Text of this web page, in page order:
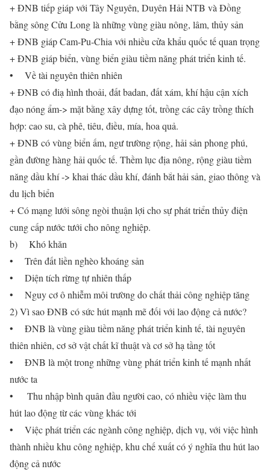
+ ĐNB tiếp giáp với Tây Nguyên, Duyên Hải NTB và Đồng
bằng sông Cửu Long là những vùng giàu nông, lâm, thủy sản
+ ĐNB giáp Cam-Pu-Chia với nhiều cửa khẩu quốc tế quan trọng
+ ĐNB giáp biển, vùng biển giàu tiềm năng phát triển kinh tế.
• Về tài nguyên thiên nhiên
+ ĐNB có điạ hình thoải, đất badan, đất xám, khí hậu cận xích
đạo nóng ẩm-> mặt bằng xây dựng tốt, trồng các cây trồng thích
hợp: cao su, cà phê, tiêu, điều, mía, hoa quả.
+ ĐNB có vùng biển ấm, ngư trường rộng, hải sản phong phú,
gần đường hàng hải quốc tế. Thềm lục địa nông, rộng giàu tiềm
năng dầu khí -> khai thác dầu khí, đánh bắt hải sản, giao thông và
du lịch biển
+ Có mạng lưới sông ngòi thuận lợi cho sự phát triển thủy điện
cung cấp nước tưới cho nông nghiệp.
b) Khó khăn
• Trên đất liền nghèo khoáng sản
• Diện tích rừng tự nhiên thấp
• Nguy cơ ô nhiễm môi trường do chất thải công nghiệp tăng
2) Vì sao ĐNB có sức hút mạnh mẽ đối với lao động cả nước?
• ĐNB là vùng giàu tiềm năng phát triển kinh tế, tài nguyên
thiên nhiên, cơ sở vật chất kĩ thuật và cơ sở hạ tầng tốt
• ĐNB là một trong những vùng phát triển kinh tế mạnh nhất
nước ta
• Thu nhập bình quân đầu người cao, có nhiều việc làm thu
hút lao động từ các vùng khác tới
• Việc phát triển các ngành công nghiệp, dịch vụ, với việc hình
thành nhiều khu công nghiệp, khu chế xuất có ý nghĩa thu hút lao
động cả nước